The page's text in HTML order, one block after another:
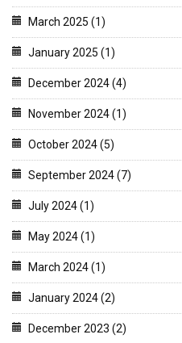
March 2025 (1)
January 2025 (1)
December 2024 (4)
November 2024 (1)
October 2024 (5)
September 2024 (7)
July 2024 (1)
May 2024 (1)
March 2024 (1)
January 2024 (2)
December 2023 (2)